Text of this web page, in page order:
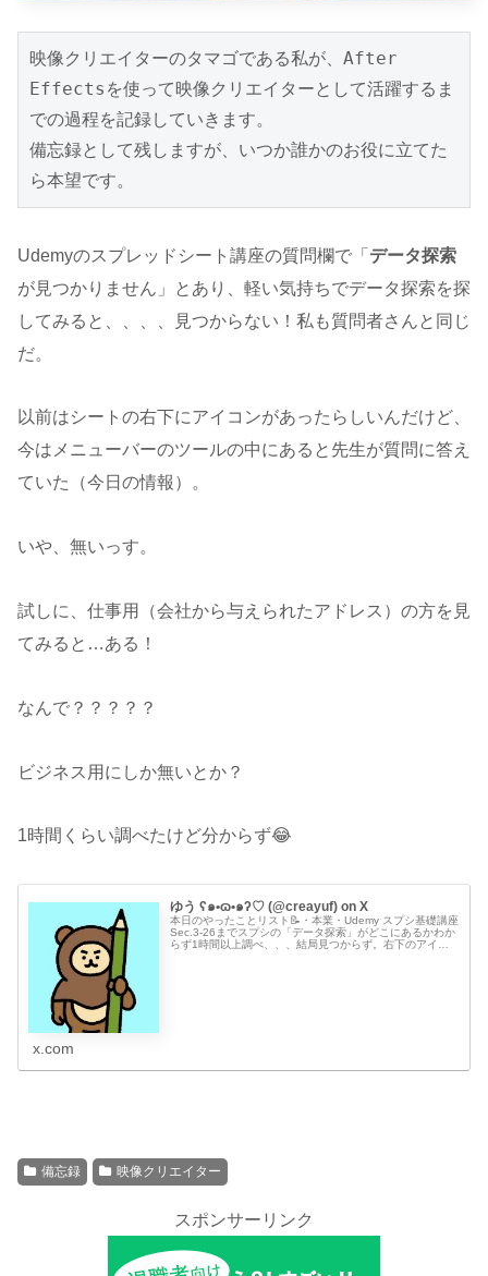
映像クリエイターのタマゴである私が、After
Effectsを使って映像クリエイターとして活躍するま
での過程を記録していきます。
備忘録として残しますが、いつか誰かのお役に立てた
ら本望です。
Udemyのスプレッドシート講座の質問欄で「 データ探索
が見つかりません」とあり、軽い気持ちでデータ探索を探
してみると、、、、見つからない！私も質問者さんと同じ
だ。
以前はシートの右下にアイコンがあったらしいんだけど、
今はメニューバーのツールの中にあると先生が質問に答え
ていた（今日の情報）。
いや、無いっす。
試しに、仕事用（会社から与えられたアドレス）の方を見
てみると…ある！
なんで？？？？？
ビジネス用にしか無いとか？
1時間くらい調べたけど分からず😂
ゆう ʕ๑•ɷ•๑ʔ♡ (@creayuf) on X
本日のやったことリスト📝・本業・Udemy スプシ基礎講座
Sec.3-26までスプシの「データ探索」がどこにあるかわか
らず1時間以上調べ、、、結局見つからず。右下のアイコ
x.com
備忘録 映像クリエイター
スポンサーリンク